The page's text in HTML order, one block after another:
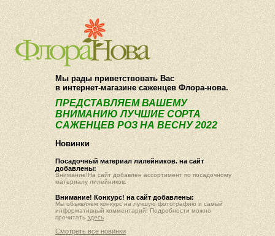
О компании Как купить
Мы рады приветствовать Вас
в интернет-магазине саженцев Флора-нова.
ПРЕДСТАВЛЯЕМ ВАШЕМУ
ВНИМАНИЮ ЛУЧШИЕ СОРТА
САЖЕНЦЕВ РОЗ НА ВЕСНУ 2022
Новинки
Посадочный материал лилейников. на сайт
добавлены:
Внимание!На сайт добавлен ассортимент по посадочному
материалу лилейников.
Внимание! Конкурс! на сайт добавлены:
Мы объявляем конкурс на лучшую фотографию и самый
информативный комментарий! Подробности можно
прочитать здесь
Смотреть все новинки